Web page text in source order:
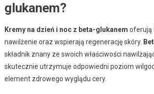
glukanem?
Kremy na dzień i noc z beta-glukanem oferują
nawilżenie oraz wspierają regenerację skóry.
składnik znany ze swoich właściwości
skutecznie utrzymuje odpowiedni poziom
element zdrowego wyglądu cery.